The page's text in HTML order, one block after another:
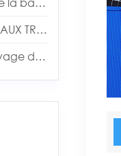
solaires